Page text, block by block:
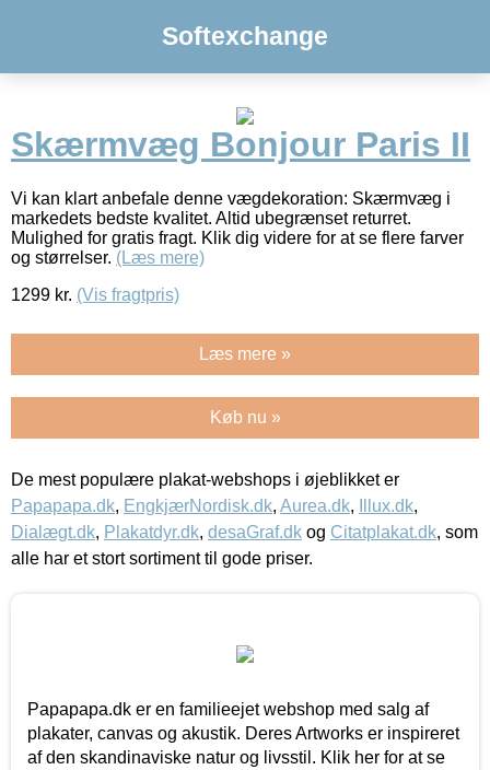
Softexchange
Skærmvæg Bonjour Paris II
Vi kan klart anbefale denne vægdekoration: Skærmvæg i
markedets bedste kvalitet. Altid ubegrænset returret.
Mulighed for gratis fragt. Klik dig videre for at se flere farver
og størrelser. (Læs mere)
1299 kr. (Vis fragtpris)
Læs mere »
Køb nu »
De mest populære plakat-webshops i øjeblikket er
Papapapa.dk, EngkjærNordisk.dk, Aurea.dk, Illux.dk,
Dialægt.dk, Plakatdyr.dk, desaGraf.dk og Citatplakat.dk, som
alle har et stort sortiment til gode priser.
Papapapa.dk er en familieejet webshop med salg af
plakater, canvas og akustik. Deres Artworks er inspireret
af den skandinaviske natur og livsstil. Klik her for at se